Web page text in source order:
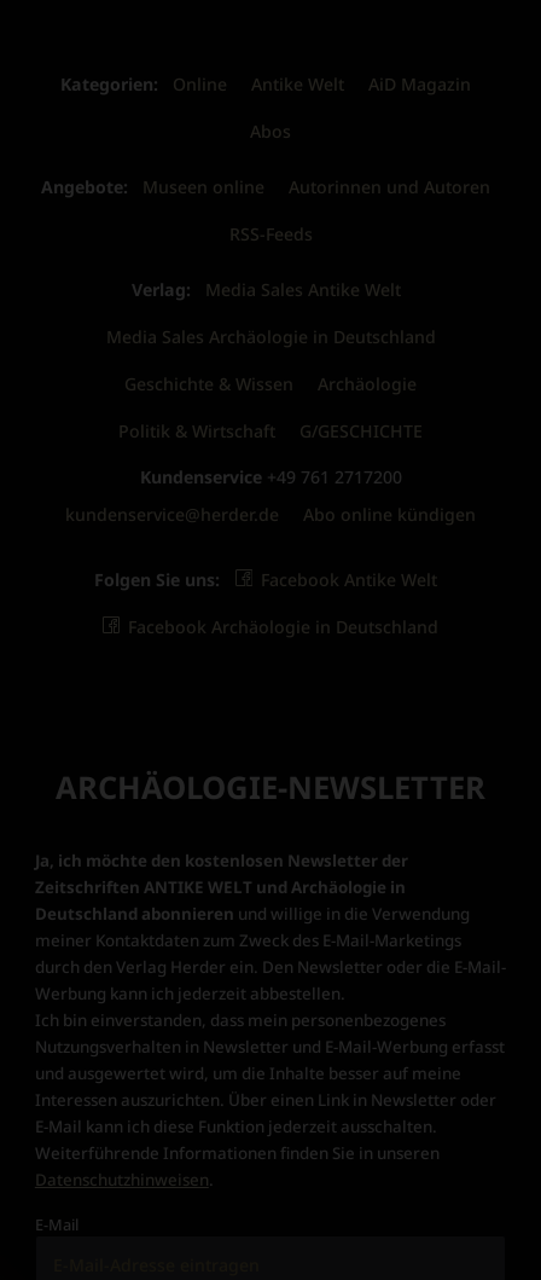
Kategorien: Online Antike Welt AiD Magazin
Abos
Angebote: Museen online Autorinnen und Autoren
RSS-Feeds
Verlag: Media Sales Antike Welt
Media Sales Archäologie in Deutschland
Geschichte & Wissen Archäologie
Politik & Wirtschaft G/GESCHICHTE
Kundenservice +49 761 2717200
kundenservice@herder.de
Abo online kündigen
Folgen Sie uns: Facebook Antike Welt
Facebook Archäologie in Deutschland
ARCHÄOLOGIE-NEWSLETTER
Ja, ich möchte den kostenlosen Newsletter der
Zeitschriften ANTIKE WELT und Archäologie in
Deutschland abonnieren und willige in die Verwendung
meiner Kontaktdaten zum Zweck des E-Mail-Marketings
durch den Verlag Herder ein. Den Newsletter oder die E-Mail-
Werbung kann ich jederzeit abbestellen.
Ich bin einverstanden, dass mein personenbezogenes
Nutzungsverhalten in Newsletter und E-Mail-Werbung erfasst
und ausgewertet wird, um die Inhalte besser auf meine
Interessen auszurichten. Über einen Link in Newsletter oder
E-Mail kann ich diese Funktion jederzeit ausschalten.
Weiterführende Informationen finden Sie in unseren
Datenschutzhinweisen.
E-Mail